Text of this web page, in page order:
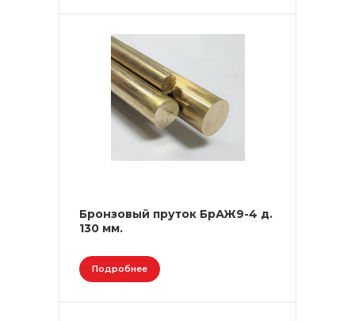
Бронзовый пруток БрАЖ9-4 д.
130 мм.
Подробнее